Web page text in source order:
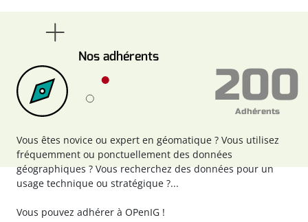
Nos adhérents
Vous êtes novice ou expert en géomatique ? Vous utilisez
fréquemment ou ponctuellement des données
géographiques ? Vous recherchez des données pour un
usage technique ou stratégique ?...
Vous pouvez adhérer à OPenIG !
200
Adhérents